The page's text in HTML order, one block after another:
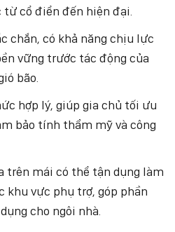
cổ điển đến hiện đại.
chắn, có khả năng chịu lực
vững trước tác động của
bão.
hợp lý, giúp gia chủ tối ưu
bảo tính thẩm mỹ và công
trên mái có thể tận dụng làm
khu vực phụ trợ, góp phần
cho ngôi nhà.